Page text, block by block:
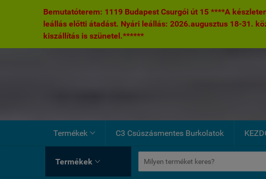
Bemutatóterem: 1119 Budapest Csurgói út 15 ****A
leállás előtti átadást. Nyári leállás: 2026.augusztus 18-31.
kiszállítás is szünetel.******
Termékek  C3 Csúszásmentes Burkolatok
Termékek 